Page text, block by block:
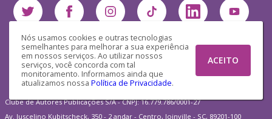
Nós usamos cookies e outras tecnologias
semelhantes para melhorar a sua experiência
em nossos serviços. Ao utilizar nossos
serviços, você concorda com tal
monitoramento. Informamos ainda que
atualizamos nossa Política de Privacidade.
ACEITO
Clube de Autores Publicações S/A - CNPJ: 16.779.786/0001-27
Av. Juscelino Kubitscheck, 350 - 2 andar - Centro, Joinville - SC, 89201-100